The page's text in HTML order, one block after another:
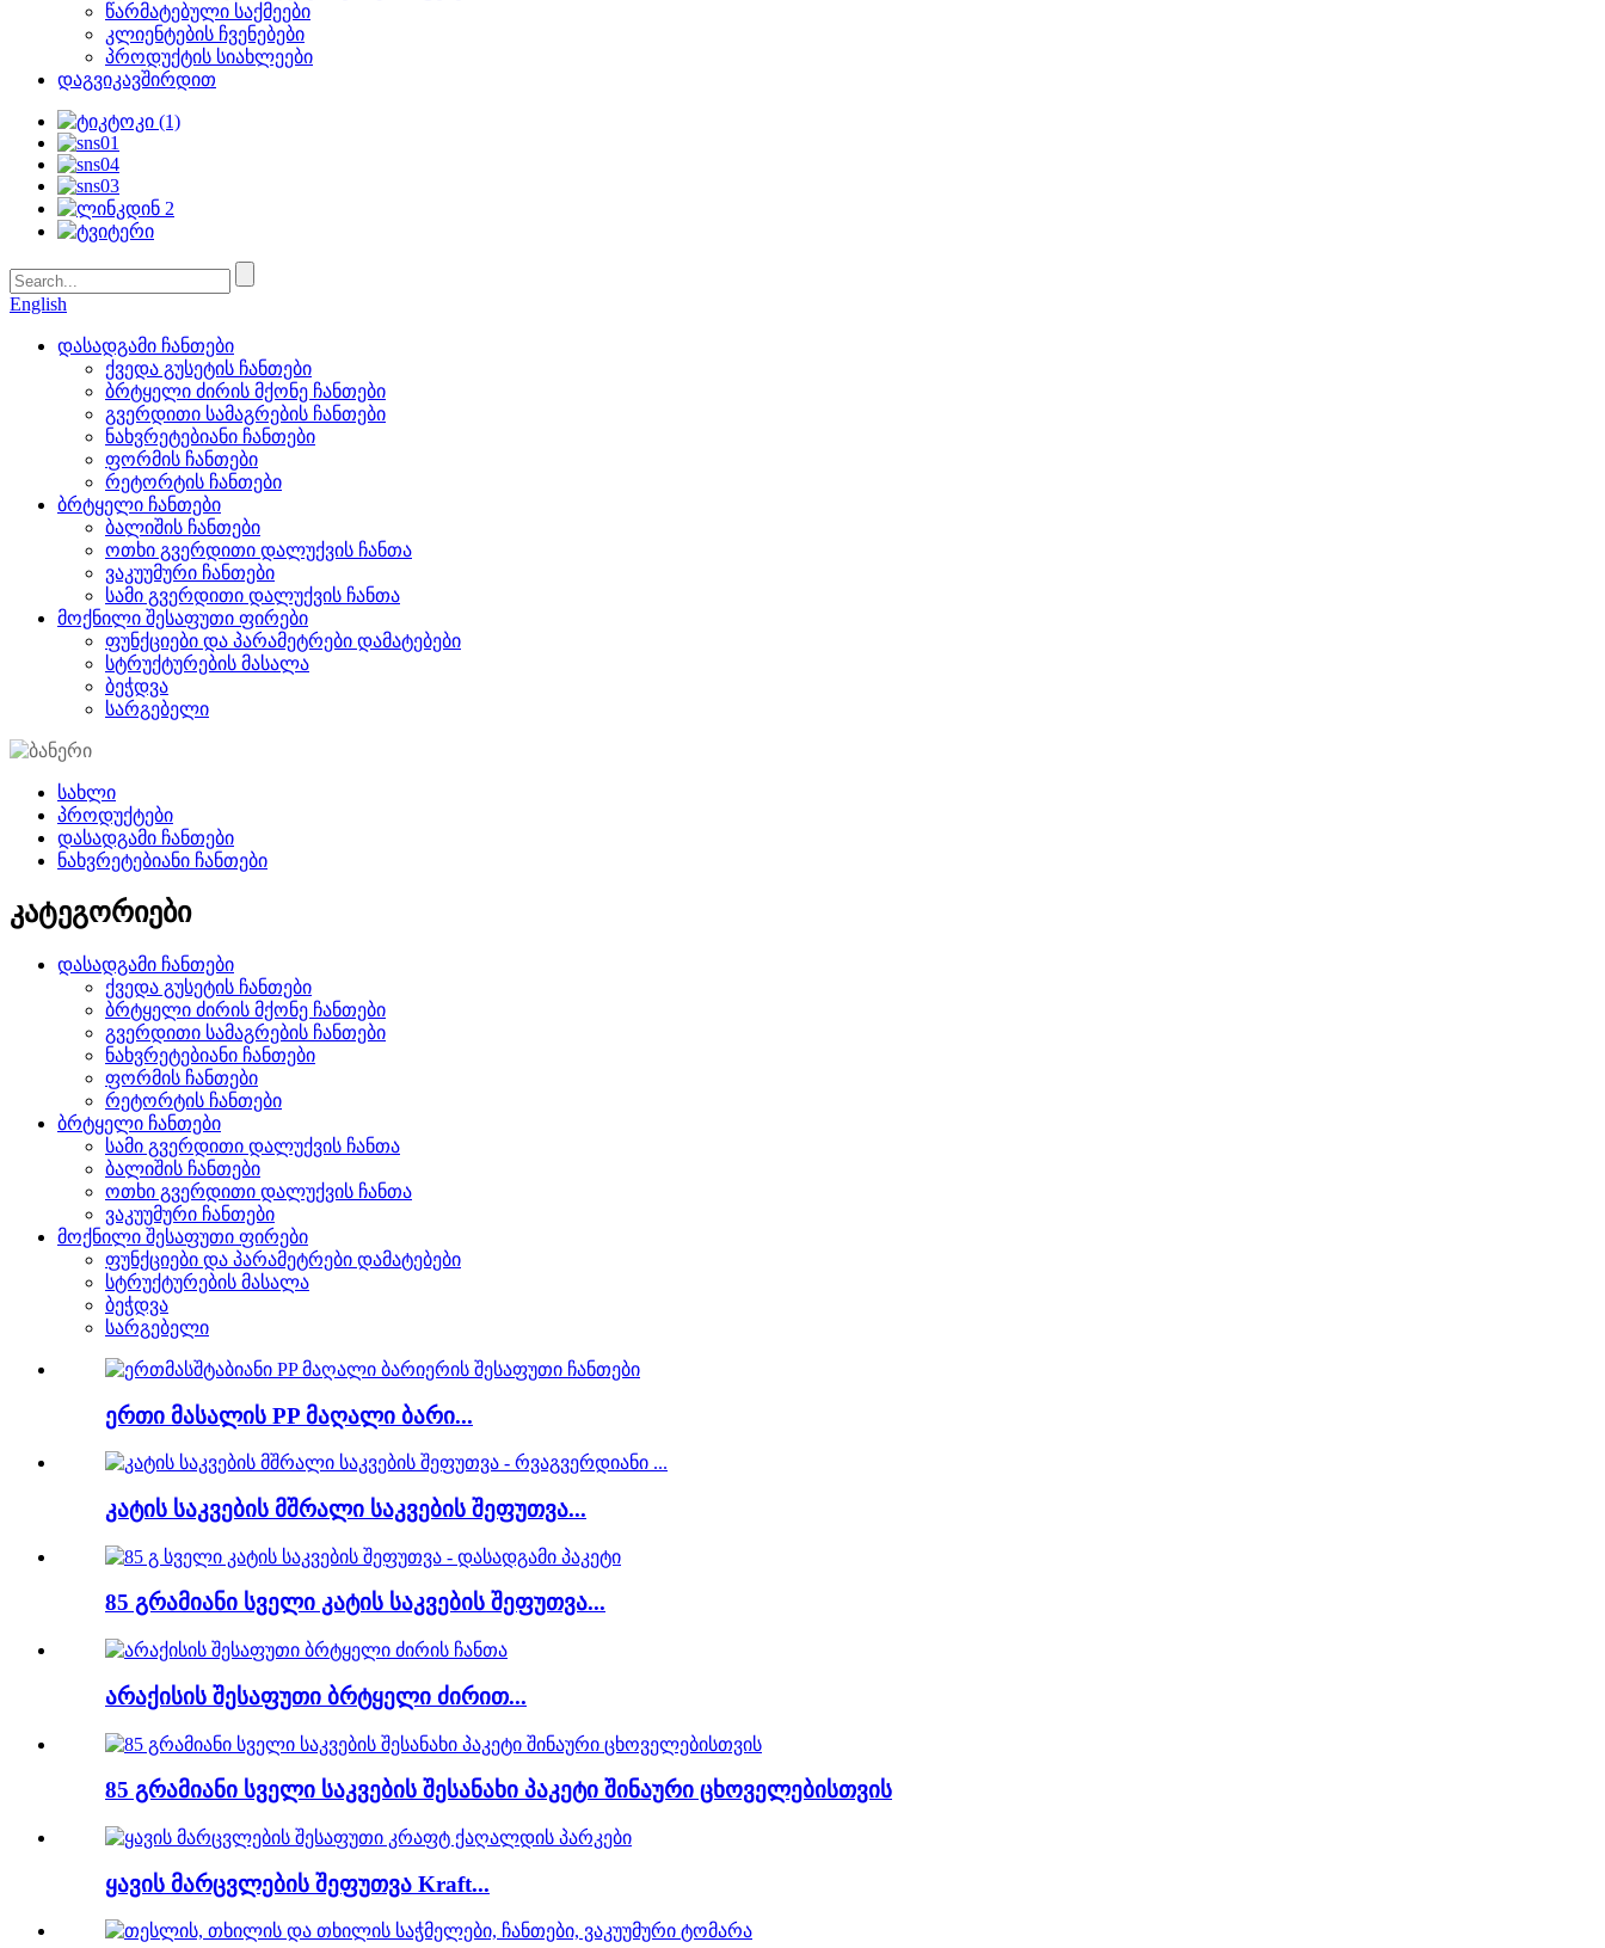
წარმატებული საქმეები
კლიენტების ჩვენებები
პროდუქტის სიახლეები
დაგვიკავშირდით
English
დასადგამი ჩანთები
ქვედა გუსეტის ჩანთები
ბრტყელი ძირის მქონე ჩანთები
გვერდითი სამაგრების ჩანთები
ნახვრეტებიანი ჩანთები
ფორმის ჩანთები
რეტორტის ჩანთები
ბრტყელი ჩანთები
ბალიშის ჩანთები
ოთხი გვერდითი დალუქვის ჩანთა
ვაკუუმური ჩანთები
სამი გვერდითი დალუქვის ჩანთა
მოქნილი შესაფუთი ფირები
ფუნქციები და პარამეტრები დამატებები
სტრუქტურების მასალა
ბეჭდვა
სარგებელი
სახლი
პროდუქტები
დასადგამი ჩანთები
ნახვრეტებიანი ჩანთები
კატეგორიები
დასადგამი ჩანთები
ქვედა გუსეტის ჩანთები
ბრტყელი ძირის მქონე ჩანთები
გვერდითი სამაგრების ჩანთები
ნახვრეტებიანი ჩანთები
ფორმის ჩანთები
რეტორტის ჩანთები
ბრტყელი ჩანთები
სამი გვერდითი დალუქვის ჩანთა
ბალიშის ჩანთები
ოთხი გვერდითი დალუქვის ჩანთა
ვაკუუმური ჩანთები
მოქნილი შესაფუთი ფირები
ფუნქციები და პარამეტრები დამატებები
სტრუქტურების მასალა
ბეჭდვა
სარგებელი
ერთი მასალის PP მაღალი ბარი...
კატის საკვების მშრალი საკვების შეფუთვა...
85 გრამიანი სველი კატის საკვების შეფუთვა...
არაქისის შესაფუთი ბრტყელი ძირით...
85 გრამიანი სველი საკვების შესანახი პაკეტი შინაური ცხოველებისთვის
ყავის მარცვლების შეფუთვა Kraft...